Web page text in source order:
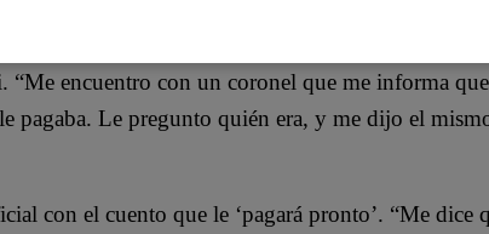
encuentro con un coronel que me informa que
pagaba. Le pregunto quién era, y me dijo el
con el cuento que le ‘pagará pronto’. “Me dice